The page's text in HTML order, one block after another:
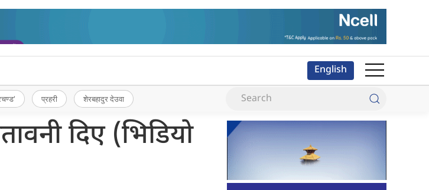
English
प्रहरी शेरबहादुर देउवा
दिए (भिडियो